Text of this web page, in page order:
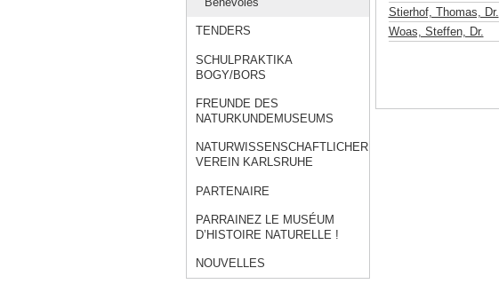
TENDERS
SCHULPRAKTIKA
BOGY/BORS
FREUNDE DES
NATURKUNDEMUSEUMS
NATURWISSENSCHAFTLICHER
VEREIN KARLSRUHE
PARTENAIRE
PARRAINEZ LE MUSÉUM
D’HISTOIRE NATURELLE !
NOUVELLES
Stierhof, Thomas, Dr.
Woas, Steffen, Dr.